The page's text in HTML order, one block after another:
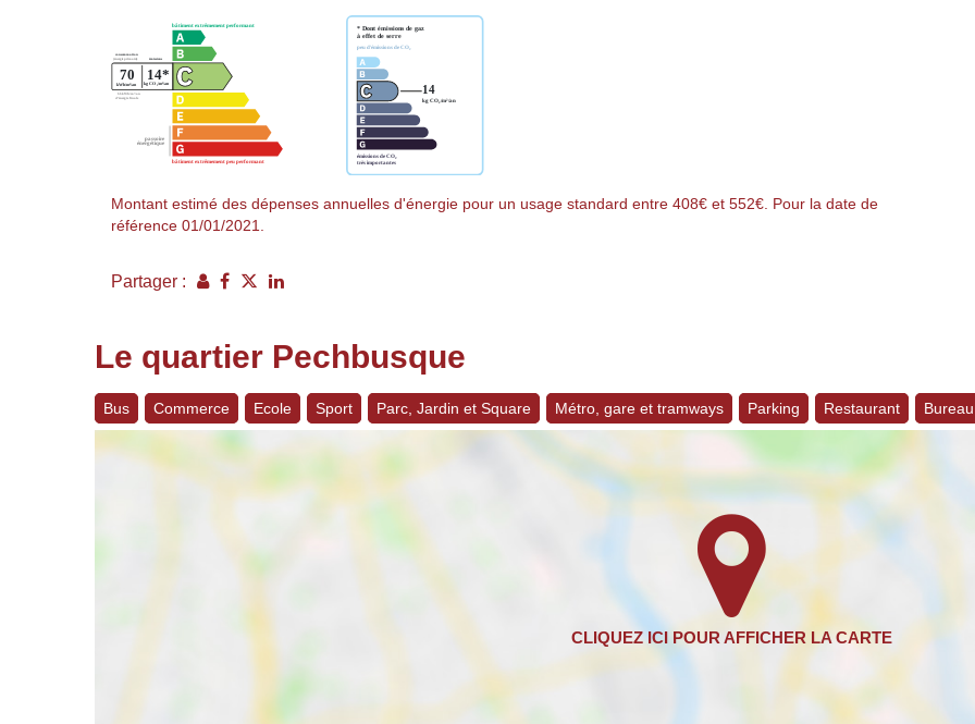
Montant estimé des dépenses annuelles d'énergie pour un usage standard entre 408€ et 552€. Pour la date de
référence 01/01/2021.
Partager :
Le quartier Pechbusque
Bus Commerce Ecole Sport Parc, Jardin et Square Métro, gare et tramways Parking Restaurant